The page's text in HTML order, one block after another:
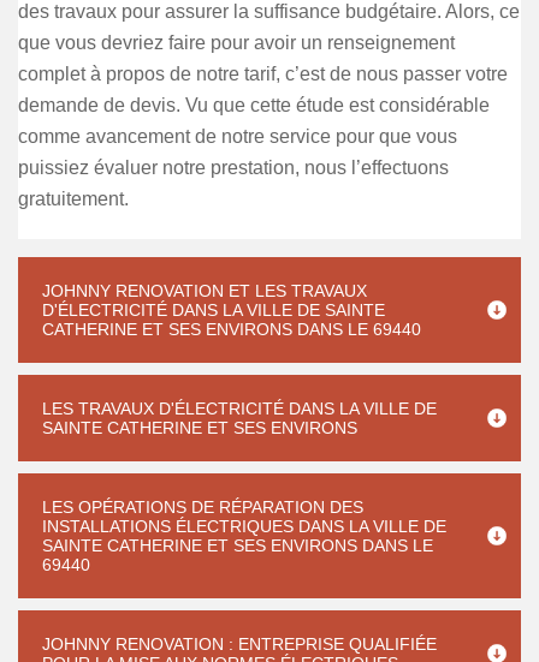
des travaux pour assurer la suffisance budgétaire. Alors, ce
que vous devriez faire pour avoir un renseignement
complet à propos de notre tarif, c’est de nous passer votre
demande de devis. Vu que cette étude est considérable
comme avancement de notre service pour que vous
puissiez évaluer notre prestation, nous l’effectuons
gratuitement.
JOHNNY RENOVATION ET LES TRAVAUX
D'ÉLECTRICITÉ DANS LA VILLE DE SAINTE
CATHERINE ET SES ENVIRONS DANS LE 69440
LES TRAVAUX D'ÉLECTRICITÉ DANS LA VILLE DE
SAINTE CATHERINE ET SES ENVIRONS
LES OPÉRATIONS DE RÉPARATION DES
INSTALLATIONS ÉLECTRIQUES DANS LA VILLE DE
SAINTE CATHERINE ET SES ENVIRONS DANS LE
69440
JOHNNY RENOVATION : ENTREPRISE QUALIFIÉE